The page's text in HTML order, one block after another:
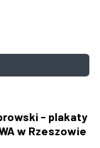
- plakaty
w Rzeszowie